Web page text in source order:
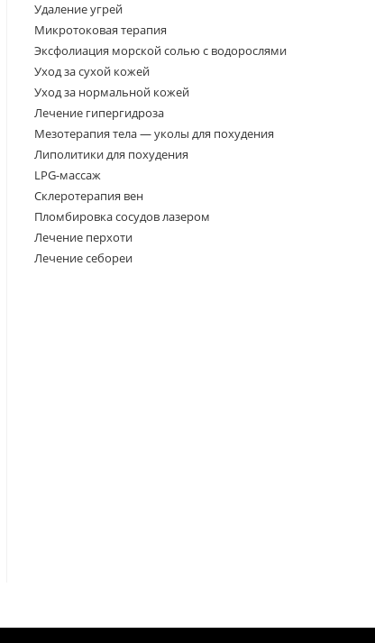
Удаление угрей
Микротоковая терапия
Эксфолиация морской солью с водорослями
Уход за сухой кожей
Уход за нормальной кожей
Лечение гипергидроза
Мезотерапия тела — уколы для похудения
Липолитики для похудения
LPG-массаж
Склеротерапия вен
Пломбировка сосудов лазером
Лечение перхоти
Лечение себореи